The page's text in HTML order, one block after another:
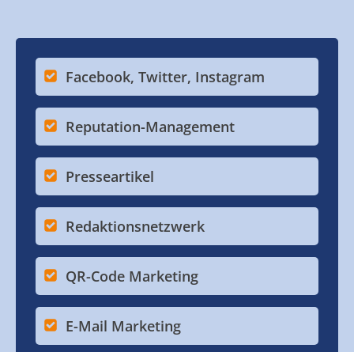
Facebook, Twitter, Instagram
Reputation-Management
Presseartikel
Redaktionsnetzwerk
QR-Code Marketing
E-Mail Marketing